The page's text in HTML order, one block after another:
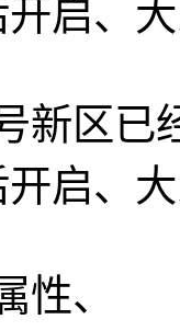
开启、
新区已
开启、
性、